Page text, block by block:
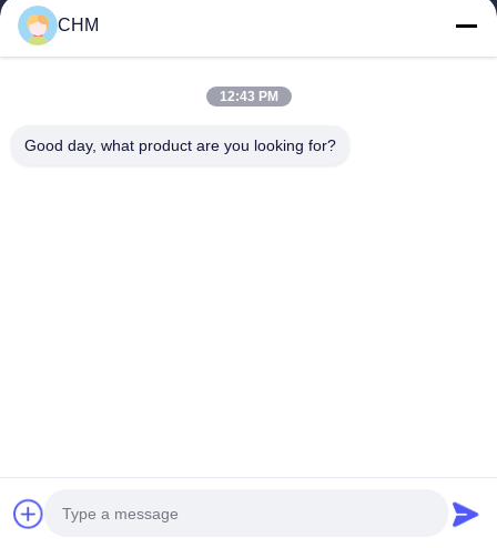
Быстрые ссылки
продукты
Авторское право © 2025-2026 Cheung Kong Machinery (HK) Limited. . Все
CHM
12:43 PM
Good day, what product are you looking for?